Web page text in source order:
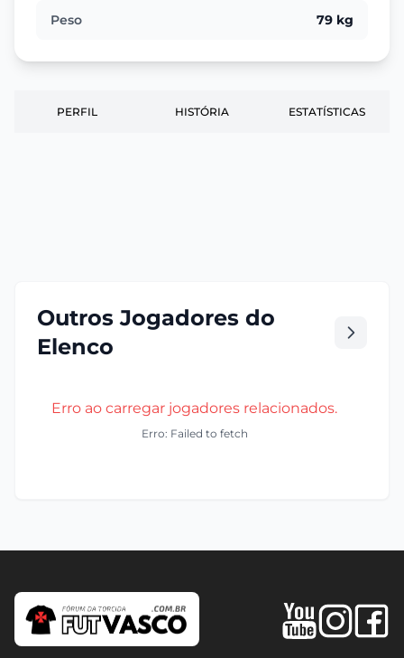
Peso 79 kg
PERFIL HISTÓRIA ESTATÍSTICAS
Outros Jogadores do
Elenco
Erro ao carregar jogadores relacionados.
Erro: Failed to fetch